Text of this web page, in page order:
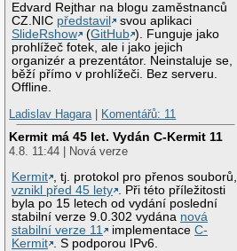
Edvard Rejthar na blogu zaměstnanců
CZ.NIC představil
svou aplikaci
SlideRshow
(GitHub ). Funguje jako
prohlížeč fotek, ale i jako jejich
organizér a prezentátor. Neinstaluje se,
běží přímo v prohlížeči. Bez serveru.
Offline.
Ladislav Hagara | Komentářů: 11
Kermit má 45 let. Vydán C-Kermit 11
4.8. 11:44 | Nová verze
Kermit , tj. protokol pro přenos souborů,
vznikl před 45 lety . Při této příležitosti
byla po 15 letech od vydání poslední
stabilní verze 9.0.302 vydána nová
stabilní verze 11
implementaceC-
Kermit . S podporou IPv6.